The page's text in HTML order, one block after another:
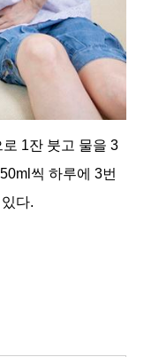
1잔 붓고 물을 3
씩 하루에 3번
다.